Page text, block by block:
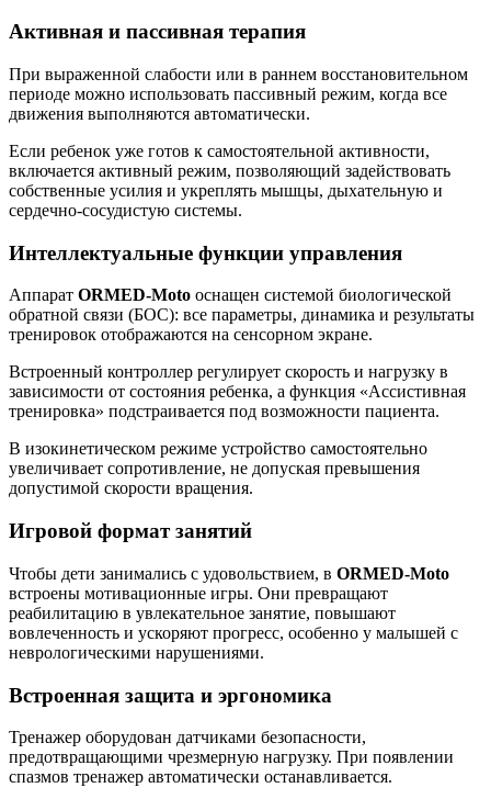
Активная и пассивная терапия
При выраженной слабости или в раннем восстановительном
периоде можно использовать пассивный режим, когда все
движения выполняются автоматически.
Если ребенок уже готов к самостоятельной активности,
включается активный режим, позволяющий задействовать
собственные усилия и укреплять мышцы, дыхательную и
сердечно-сосудистую системы.
Интеллектуальные функции управления
Аппарат ORMED-Moto оснащен системой биологической
обратной связи (БОС): все параметры, динамика и результаты
тренировок отображаются на сенсорном экране.
Встроенный контроллер регулирует скорость и нагрузку в
зависимости от состояния ребенка, а функция «Ассистивная
тренировка» подстраивается под возможности пациента.
В изокинетическом режиме устройство самостоятельно
увеличивает сопротивление, не допуская превышения
допустимой скорости вращения.
Игровой формат занятий
Чтобы дети занимались с удовольствием, в ORMED-Moto
встроены мотивационные игры. Они превращают
реабилитацию в увлекательное занятие, повышают
вовлеченность и ускоряют прогресс, особенно у малышей с
неврологическими нарушениями.
Встроенная защита и эргономика
Тренажер оборудован датчиками безопасности,
предотвращающими чрезмерную нагрузку. При появлении
спазмов тренажер автоматически останавливается.